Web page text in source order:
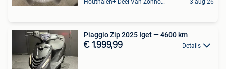
Piaggio Zip 2025 Iget — 4600 km
€ 1.999,99 Details